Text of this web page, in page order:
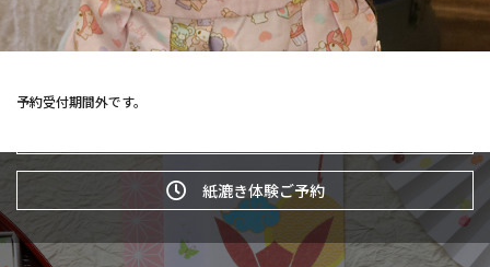
予約受付期間外です。
紙漉き体験ご予約